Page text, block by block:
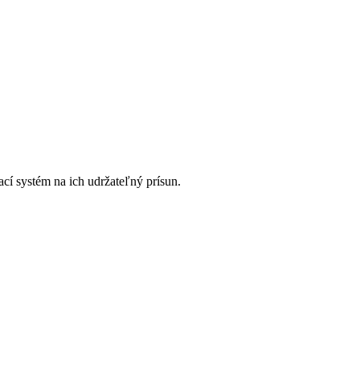
systém na ich udržateľný prísun.